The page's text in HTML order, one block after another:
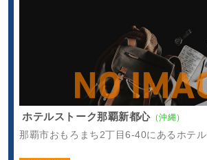
ホテルストーク那覇新都心（沖縄）
那覇市おもろまち2丁目6-40にあるホテル